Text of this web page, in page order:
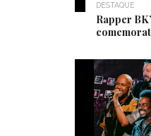
DESTAQUE
Rapper